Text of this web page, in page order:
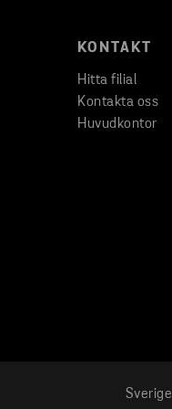
KONTAKT
Hitta filial
Kontakta oss
Huvudkontor
Sverige